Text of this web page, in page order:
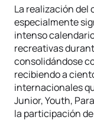
La realización del
especialmente
intenso
recreativas
consolidándose
recibiendo a
internacionales
Junior, Youth,
la participación